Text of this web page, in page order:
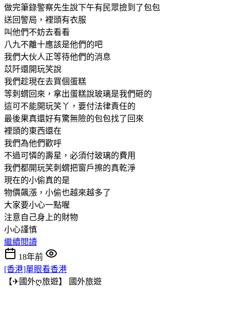
做完筆錄警察先生說下午有民眾撿到了包包
送回警局，裡頭有衣服
叫他們不妨去看看
八九不離十應該是他們的吧
我們大伙人正等待他們的消息
苡阡還開玩笑說
我們趁現在去買個蛋糕
等刺蝟回來，拿出蛋糕說玻璃是我們砸的
這可不能開玩笑丫，要付法律責任的
最後果真還好有驚無險的包包找了回來
裡頭的東西還在
我們為他們歡呼
不過可憐的壽星，必須付玻璃的費用
我們都開玩笑刺蝟把窗戶擦的真乾淨
現在的小偷真的是
物價飆漲，小偷也越來越多了
大家要小心一點喔
注意自己身上的財物
小心謹慎
繼續閱讀
18年前
[香港]單眼看香港
【✈國外ღ旅遊】
國外旅遊